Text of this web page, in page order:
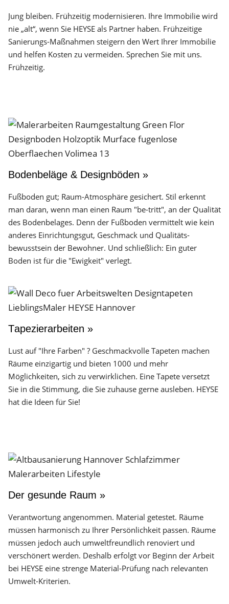
Jung bleiben. Frühzeitig modernisieren. Ihre Immobilie wird
nie „alt“, wenn Sie HEYSE als Partner haben. Frühzeitige
Sanierungs-Maßnahmen steigern den Wert Ihrer Immobilie
und helfen Kosten zu vermeiden. Sprechen Sie mit uns.
Frühzeitig.
Bodenbeläge & Designböden »
Fußboden gut; Raum-Atmosphäre gesichert. Stil erkennt
man daran, wenn man einen Raum "be-tritt", an der Qualität
des Boden­belages. Denn der Fuß­boden vermittelt wie kein
anderes Einrichtungs­gut, Geschmack und Qualitäts­
bewusstsein der Bewohner. Und schließlich: Ein guter
Boden ist für die "Ewigkeit" verlegt.
Tapezierarbeiten »
Lust auf "Ihre Farben" ? Geschmackvolle Tapeten machen
Räume einzigartig und bieten 1000 und mehr
Möglichkeiten, sich zu verwirklichen. Eine Tapete versetzt
Sie in die Stimmung, die Sie zuhause gerne ausleben. HEYSE
hat die Ideen für Sie!
Der gesunde Raum »
Verantwortung angenommen. Material getestet. Räume
müssen harmonisch zu Ihrer Persönlichkeit passen. Räume
müssen jedoch auch umweltfreundlich renoviert und
verschönert werden. Deshalb erfolgt vor Beginn der Arbeit
bei HEYSE eine strenge Material-Prüfung nach relevanten
Umwelt-Kriterien.